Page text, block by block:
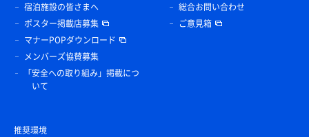
宿泊施設の皆さまへ
ポスター掲載店募集
マナーPOPダウンロード
メンバーズ協賛募集
「安全への取り組み」掲載につ
いて
総合お問い合わせ
ご意見箱
推奨環境